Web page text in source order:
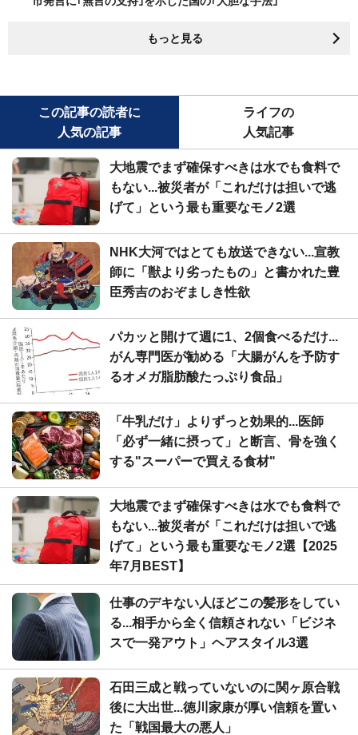
もっと見る
この記事の読者に
人気の記事
ライフの
人気記事
大地震でまず確保すべきは水でも食料で
もない...被災者が「これだけは担いで逃
げて」という最も重要なモノ2選
NHK大河ではとても放送できない...宣教
師に「獣より劣ったもの」と書かれた豊
臣秀吉のおぞましき性欲
パカッと開けて週に1、2個食べるだけ...
がん専門医が勧める「大腸がんを予防す
るオメガ脂肪酸たっぷり食品」
「牛乳だけ」よりずっと効果的...医師
「必ず一緒に摂って」と断言、骨を強く
する"スーパーで買える食材"
大地震でまず確保すべきは水でも食料で
もない...被災者が「これだけは担いで逃
げて」という最も重要なモノ2選【2025
年7月BEST】
仕事のデキない人ほどこの髪形をしてい
る...相手から全く信頼されない「ビジネ
スで一発アウト」ヘアスタイル3選
石田三成と戦っていないのに関ヶ原合戦
後に大出世...徳川家康が厚い信頼を置い
た「戦国最大の悪人」